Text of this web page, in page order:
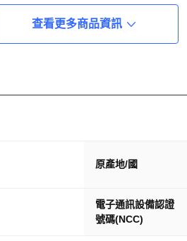
查看更多商品資訊
原產地/國
電子通訊設備認證
號碼(NCC)